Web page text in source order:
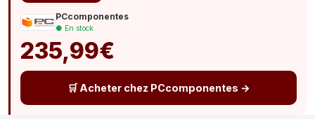
PCcomponentes
● En stock
235,99€
🛒 Acheter chez PCcomponentes →